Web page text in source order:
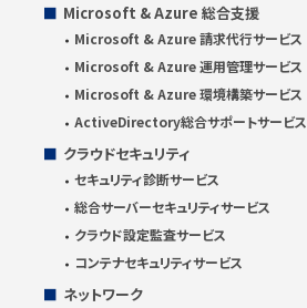
Microsoft & Azure 総合支援
Microsoft & Azure 請求代行サービス
Microsoft & Azure 運用管理サービス
Microsoft & Azure 環境構築サービス
ActiveDirectory総合サポートサービス
クラウドセキュリティ
セキュリティ診断サービス
総合サーバーセキュリティサービス
クラウド設定監査サービス
コンテナセキュリティサービス
ネットワーク